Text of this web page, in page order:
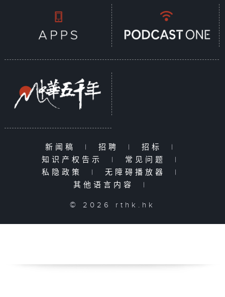
新闻稿 | 招聘 | 招标
|
知识产权告示
| 常见问题
|
私隐政策
| 无障碍播放器
|
其他语言内容
|
© 2026 rthk.hk